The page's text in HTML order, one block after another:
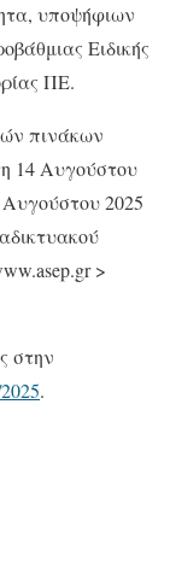
υποψήφιων
Ειδικής
ΠΕ.
πινάκων
14 Αυγούστου
2025
>
στην
.